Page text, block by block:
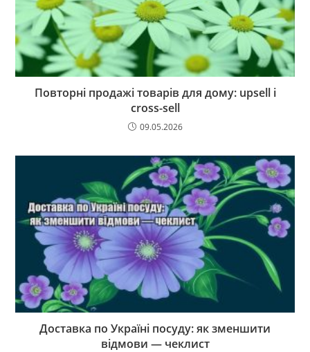
Повторні продажі товарів для дому: upsell і
cross-sell
09.05.2026
Доставка по Україні посуду: як зменшити
відмови — чеклист